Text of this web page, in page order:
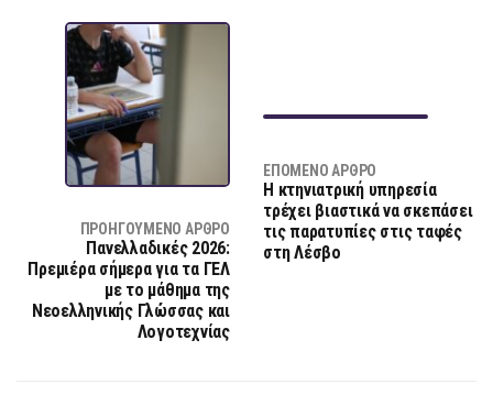
ΠΡΟΗΓΟΎΜΕΝΟ ΆΡΘΡΟ
Πανελλαδικές 2026:
Πρεμιέρα σήμερα για τα ΓΕΛ
με το μάθημα της
Νεοελληνικής Γλώσσας και
Λογοτεχνίας
ΕΠΌΜΕΝΟ ΆΡΘΡΟ
Η κτηνιατρική υπηρεσία
τρέχει βιαστικά να σκεπάσει
τις παρατυπίες στις ταφές
στη Λέσβο